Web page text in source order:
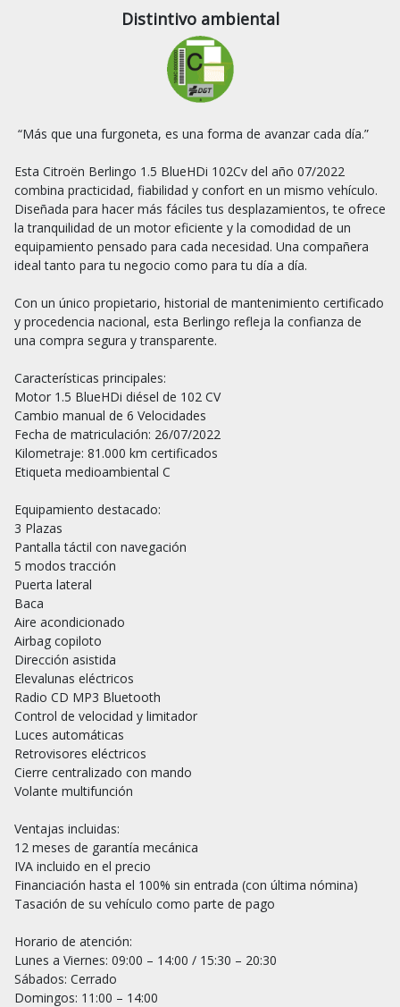
Distintivo ambiental
Esta Citroën Berlingo 1.5 BlueHDi 102Cv del año 07/2022
combina practicidad, fiabilidad y confort en un mismo vehículo.
Diseñada para hacer más fáciles tus desplazamientos, te ofrece
la tranquilidad de un motor eficiente y la comodidad de un
equipamiento pensado para cada necesidad. Una compañera
ideal tanto para tu negocio como para tu día a día.
Con un único propietario, historial de mantenimiento certificado
y procedencia nacional, esta Berlingo refleja la confianza de
una compra segura y transparente.
Características principales:
Motor 1.5 BlueHDi diésel de 102 CV
Cambio manual de 6 Velocidades
Fecha de matriculación: 26/07/2022
Kilometraje: 81.000 km certificados
Etiqueta medioambiental C
Equipamiento destacado:
3 Plazas
Pantalla táctil con navegación
5 modos tracción
Puerta lateral
Baca
Aire acondicionado
Airbag copiloto
Dirección asistida
Elevalunas eléctricos
Radio CD MP3 Bluetooth
Control de velocidad y limitador
Luces automáticas
Retrovisores eléctricos
Cierre centralizado con mando
Volante multifunción
Ventajas incluidas:
12 meses de garantía mecánica
IVA incluido en el precio
Financiación hasta el 100% sin entrada (con última nómina)
Tasación de su vehículo como parte de pago
Horario de atención:
Lunes a Viernes: 09:00 – 14:00 / 15:30 – 20:30
Sábados: Cerrado
Domingos: 11:00 – 14:00